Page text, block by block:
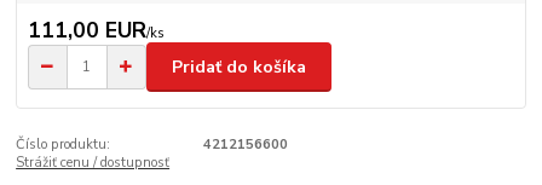
111,00 EUR/ks
Pridať do košíka
Číslo produktu:
4212156600
Strážiť cenu / dostupnosť